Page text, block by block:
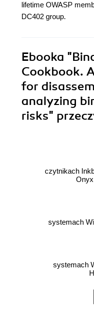
lifetime OWASP
DC402 group.
Ebooka
Cookbook.
for
analyzing
risks"
czytnikach
systemach
systemach